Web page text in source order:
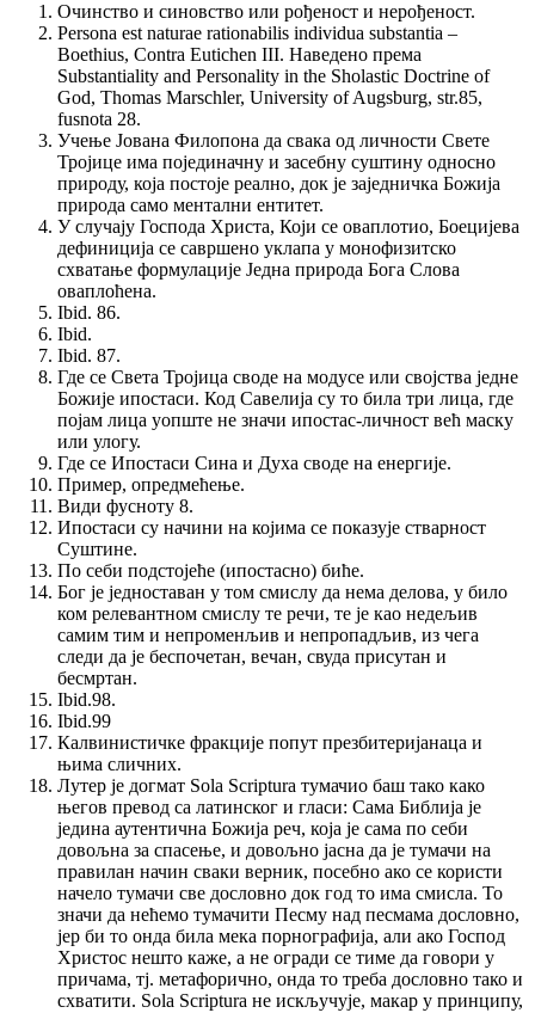
Очинство и синовство или рођеност и нерођеност.
Persona est naturae rationabilis individua substantia –
Boethius, Contra Eutichen III. Наведено према
Substantiality and Personality in the Sholastic Doctrine of
God, Thomas Marschler, University of Augsburg, str.85,
fusnota 28.
Учење Јована Филопона да свака од личности Свете
Тројице има појединачну и засебну суштину односно
природу, која постоје реално, док је заједничка Божија
природа само ментални ентитет.
У случају Господа Христа, Који се оваплотио, Боецијева
дефиниција се савршено уклапа у монофизитско
схватање формулације Једна природа Бога Слова
оваплоћена.
Ibid. 86.
Ibid.
Ibid. 87.
Где се Света Тројица своде на модусе или својства једне
Божије ипостаси. Код Савелија су то била три лица, где
појам лица уопште не значи ипостас-личност већ маску
или улогу.
Где се Ипостаси Сина и Духа своде на енергије.
Пример, опредмећење.
Види фусноту 8.
Ипостаси су начини на којима се показује стварност
Суштине.
По себи подстојеће (ипостасно) биће.
Бог је једноставан у том смислу да нема делова, у било
ком релевантном смислу те речи, те је као недељив
самим тим и непроменљив и непропадљив, из чега
следи да је беспочетан, вечан, свуда присутан и
бесмртан.
Ibid.98.
Ibid.99
Калвинистичке фракције попут презбитеријанаца и
њима сличних.
Лутер је догмат Sola Scriptura тумачио баш тако како
његов превод са латинског и гласи: Сама Библија је
једина аутентична Божија реч, која је сама по себи
довољна за спасење, и довољно јасна да је тумачи на
правилан начин сваки верник, посебно ако се користи
начело тумачи све дословно док год то има смисла. То
значи да нећемо тумачити Песму над песмама дословно,
јер би то онда била мека порнографија, али ако Господ
Христос нешто каже, а не огради се тиме да говори у
причама, тј. метафорично, онда то треба дословно тако и
схватити. Sola Scriptura не искључује, макар у принципу,